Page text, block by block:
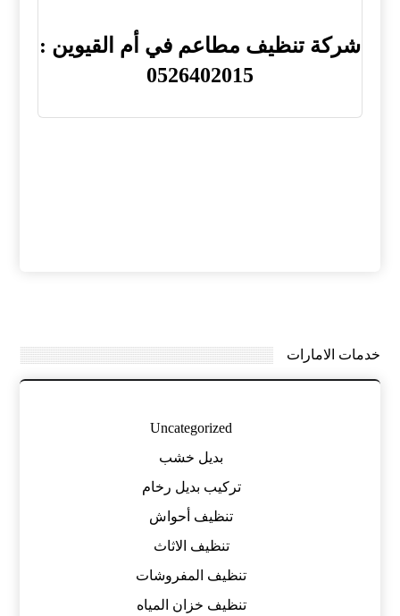
شركة تنظيف مطاعم في أم القيوين :
0526402015
خدمات الامارات
Uncategorized
بديل خشب
تركيب بديل رخام
تنظيف أحواش
تنظيف الاثاث
تنظيف المفروشات
تنظيف خزان المياه